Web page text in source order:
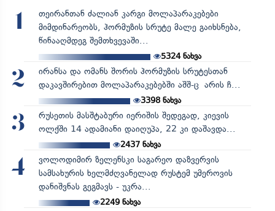
1
თეირანთან ძალიან კარგი მოლაპარაკებები
მიმდინარეობს, ჰორმუზის სრუტე მალე გაიხსნება,
წინააღმდეგ შემთხვევაში...
5324ნახვა
2
ირანსა და ომანს შორის ჰორმუზის სრუტესთან
დაკავშირებით მოლაპარაკებებში აშშ-ც არის ჩ...
3398ნახვა
3
რუსეთის მასშტაბური იერიშის შედეგად, კიევის
ოლქში 14 ადამიანი დაიღუპა, 22 კი დაშავდა...
2437ნახვა
4
ვოლოდიმირ ზელენსკი საგარეო დაზვერვის
სამსახურის ხელმძღვანელად რუსტემ უმეროვის
დანიშვნას გეგმავს - უკრა...
2249ნახვა